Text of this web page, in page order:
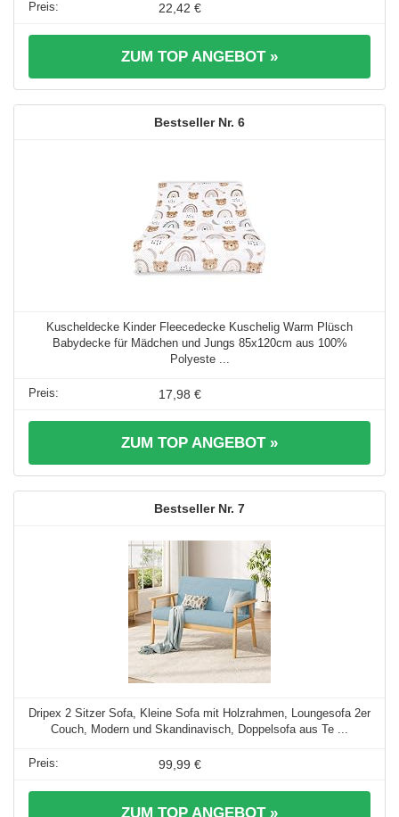
22,42 €
ZUM TOP ANGEBOT »
6
Kuscheldecke Kinder Fleecedecke Kuschelig Warm Plüsch
Babydecke für Mädchen und Jungs 85x120cm aus 100%
Polyeste ...
17,98 €
ZUM TOP ANGEBOT »
7
Dripex 2 Sitzer Sofa, Kleine Sofa mit Holzrahmen, Loungesofa 2er
Couch, Modern und Skandinavisch, Doppelsofa aus Te ...
99,99 €
ZUM TOP ANGEBOT »